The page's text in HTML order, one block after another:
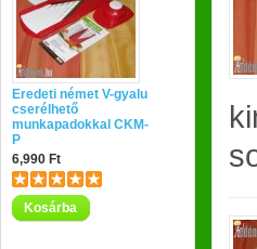
Eredeti német V-gyalu
cserélhető
munkapadokkal CKM-
P
6,990 Ft
Kosárba